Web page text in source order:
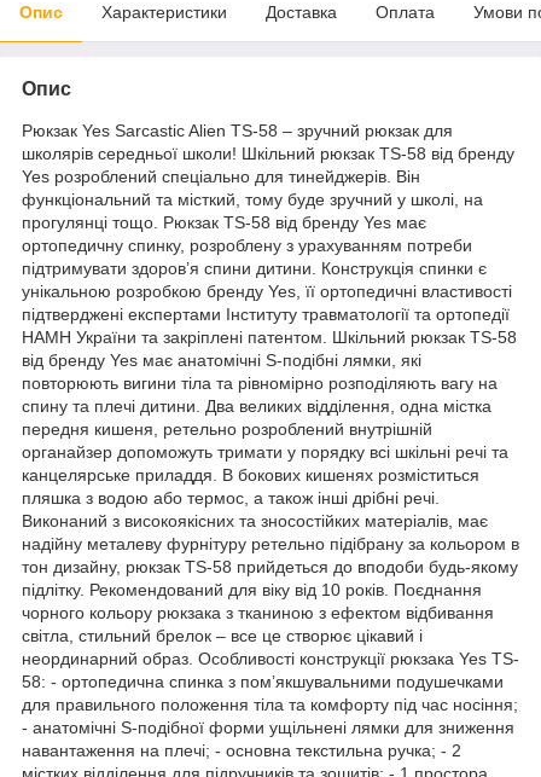
Опис Характеристики Доставка Оплата Умови
Опис
Рюкзак Yes Sarcastic Alien TS-58 – зручний рюкзак для
школярів середньої школи! Шкільний рюкзак TS-58 від бренду
Yes розроблений спеціально для тинейджерів. Він
функціональний та місткий, тому буде зручний у школі, на
прогулянці тощо. Рюкзак TS-58 від бренду Yes має
ортопедичну спинку, розроблену з урахуванням потреби
підтримувати здоров’я спини дитини. Конструкція спинки є
унікальною розробкою бренду Yes, її ортопедичні властивості
підтверджені експертами Інституту травматології та ортопедії
НАМН України та закріплені патентом. Шкільний рюкзак TS-58
від бренду Yes має анатомічні S-подібні лямки, які
повторюють вигини тіла та рівномірно розподіляють вагу на
спину та плечі дитини. Два великих відділення, одна містка
передня кишеня, ретельно розроблений внутрішній
органайзер допоможуть тримати у порядку всі шкільні речі та
канцелярське приладдя. В бокових кишенях розміститься
пляшка з водою або термос, а також інші дрібні речі.
Виконаний з високоякісних та зносостійких матеріалів, має
надійну металеву фурнітуру ретельно підібрану за кольором в
тон дизайну, рюкзак TS-58 прийдеться до вподоби будь-якому
підлітку. Рекомендований для віку від 10 років. Поєднання
чорного кольору рюкзака з тканиною з ефектом відбивання
світла, стильний брелок – все це створює цікавий і
неординарний образ. Особливості конструкції рюкзака Yes TS-
58: - ортопедична спинка з пом’якшувальними подушечками
для правильного положення тіла та комфорту під час носіння;
- анатомічні S-подібної форми ущільнені лямки для зниження
навантаження на плечі; - основна текстильна ручка; - 2
містких відділення для підручників та зошитів; - 1 простора